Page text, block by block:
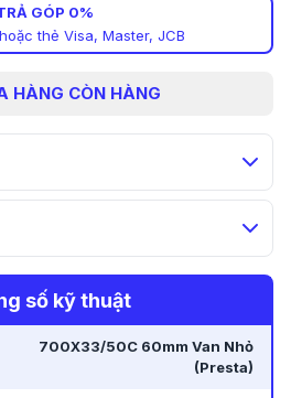
GÓP 0%
thẻ Visa, Master, JCB
HÀNG CÒN HÀNG
số kỹ thuật
700X33/50C 60mm Van Nhỏ
(Presta)